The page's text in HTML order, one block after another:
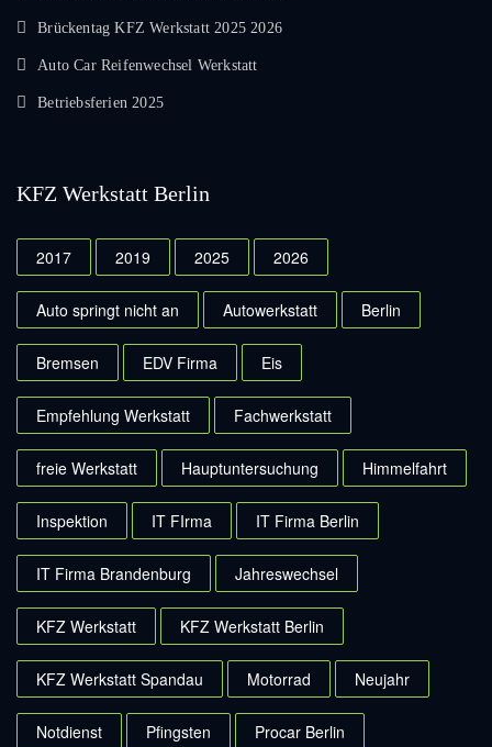
Brückentag KFZ Werkstatt 2025 2026
Auto Car Reifenwechsel Werkstatt
Betriebsferien 2025
KFZ Werkstatt Berlin
2017 2019 2025 2026
Auto springt nicht an Autowerkstatt Berlin
Bremsen EDV Firma Eis
Empfehlung Werkstatt Fachwerkstatt
freie Werkstatt Hauptuntersuchung Himmelfahrt
Inspektion IT FIrma IT Firma Berlin
IT Firma Brandenburg Jahreswechsel
KFZ Werkstatt KFZ Werkstatt Berlin
KFZ Werkstatt Spandau Motorrad Neujahr
Notdienst Pfingsten Procar Berlin